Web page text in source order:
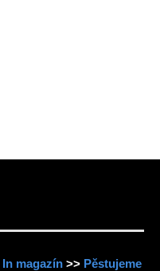
In magazín >> Pěstujeme